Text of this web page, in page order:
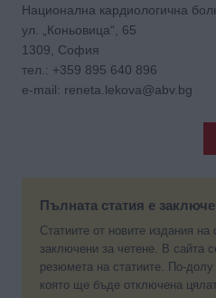
Национална кардиологична
ул. „Коньовица“, 65
1309, София
тел.: +359 895 640 896
е-mail: reneta.lekova@abv.bg
Пълната статия е
Статиите от новите издания
заключени за четене. В сайта
резюмета на статиите. По-
която ще бъде отключена